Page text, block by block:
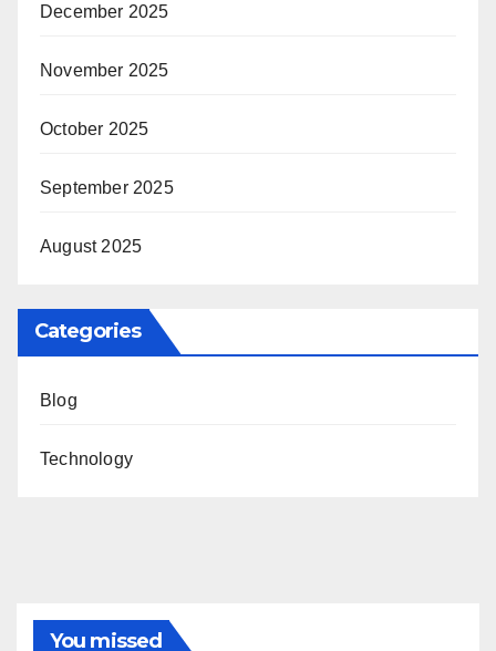
December 2025
November 2025
October 2025
September 2025
August 2025
Categories
Blog
Technology
You missed